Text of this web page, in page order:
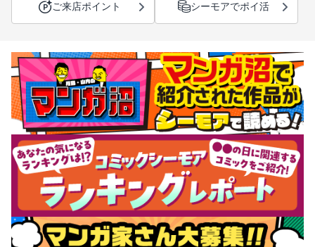
ご来店ポイント シーモアでポイ活